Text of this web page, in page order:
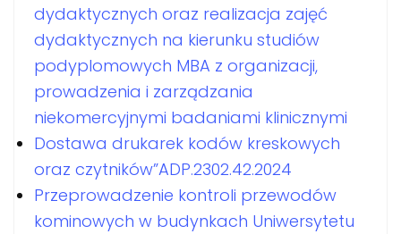
dydaktycznych oraz realizacja zajęć
dydaktycznych na kierunku studiów
podyplomowych MBA z organizacji,
prowadzenia i zarządzania
niekomercyjnymi badaniami klinicznymi
Dostawa drukarek kodów kreskowych
oraz czytników”ADP.2302.42.2024
Przeprowadzenie kontroli przewodów
kominowych w budynkach Uniwersytetu